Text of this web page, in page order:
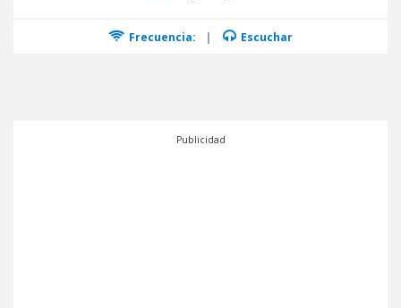
Frecuencia: | Escuchar
Publicidad